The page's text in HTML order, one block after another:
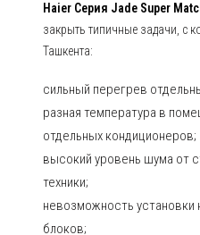
Haier Серия Jade Super
закрыть типичные задачи, с
Ташкента:
сильный перегрев
разная температура в
отдельных кондиционеров;
высокий уровень шума от
техники;
невозможность установки
блоков;